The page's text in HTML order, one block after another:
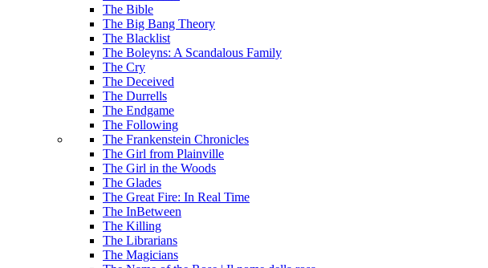
The Bible
The Big Bang Theory
The Blacklist
The Boleyns: A Scandalous Family
The Cry
The Deceived
The Durrells
The Endgame
The Following
The Frankenstein Chronicles
The Girl from Plainville
The Girl in the Woods
The Glades
The Great Fire: In Real Time
The InBetween
The Killing
The Librarians
The Magicians